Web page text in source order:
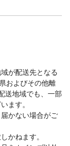
が配送先となる
およびその他離
送地域でも、一部
ます。
かない場合がご
かねます。